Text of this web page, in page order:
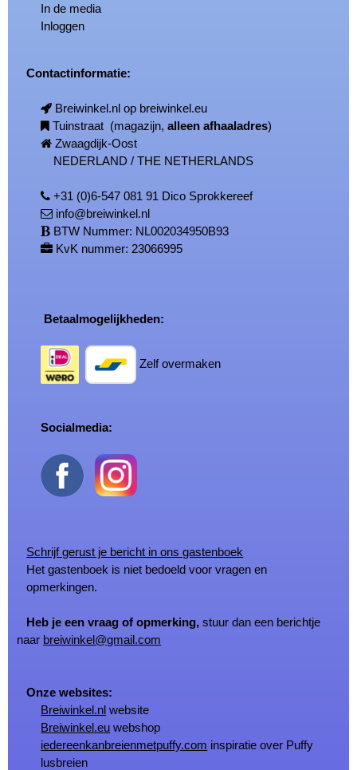
In de media
Inloggen
Contactinformatie:
Breiwinkel.nl op breiwinkel.eu
Tuinstraat (magazijn,alleen afhaaladres)
Zwaagdijk-Oost
NEDERLAND / THE NETHERLANDS
+31 (0)6-547 081 91 Dico Sprokkereef
info@breiwinkel.nl
BTW Nummer: NL002034950B93
KvK nummer: 23066995
Betaalmogelijkheden:
Zelf overmaken
Socialmedia:
Schrijf gerust je bericht in ons gastenboek
Het gastenboek is niet bedoeld voor vragen en
opmerkingen.
Heb je een vraag of opmerking, stuur dan een berichtje
naar breiwinkel@gmail.com
Onze websites:
Breiwinkel.nl website
Breiwinkel.eu webshop
iedereenkanbreienmetpuffy.com inspiratie over Puffy
lusbreien